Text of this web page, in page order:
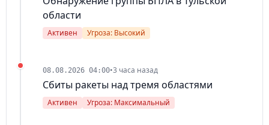
области
Активен Угроза: Высокий
08.08.2026 04:00•3 часа назад
Сбиты ракеты над тремя областями
Активен Угроза: Максимальный